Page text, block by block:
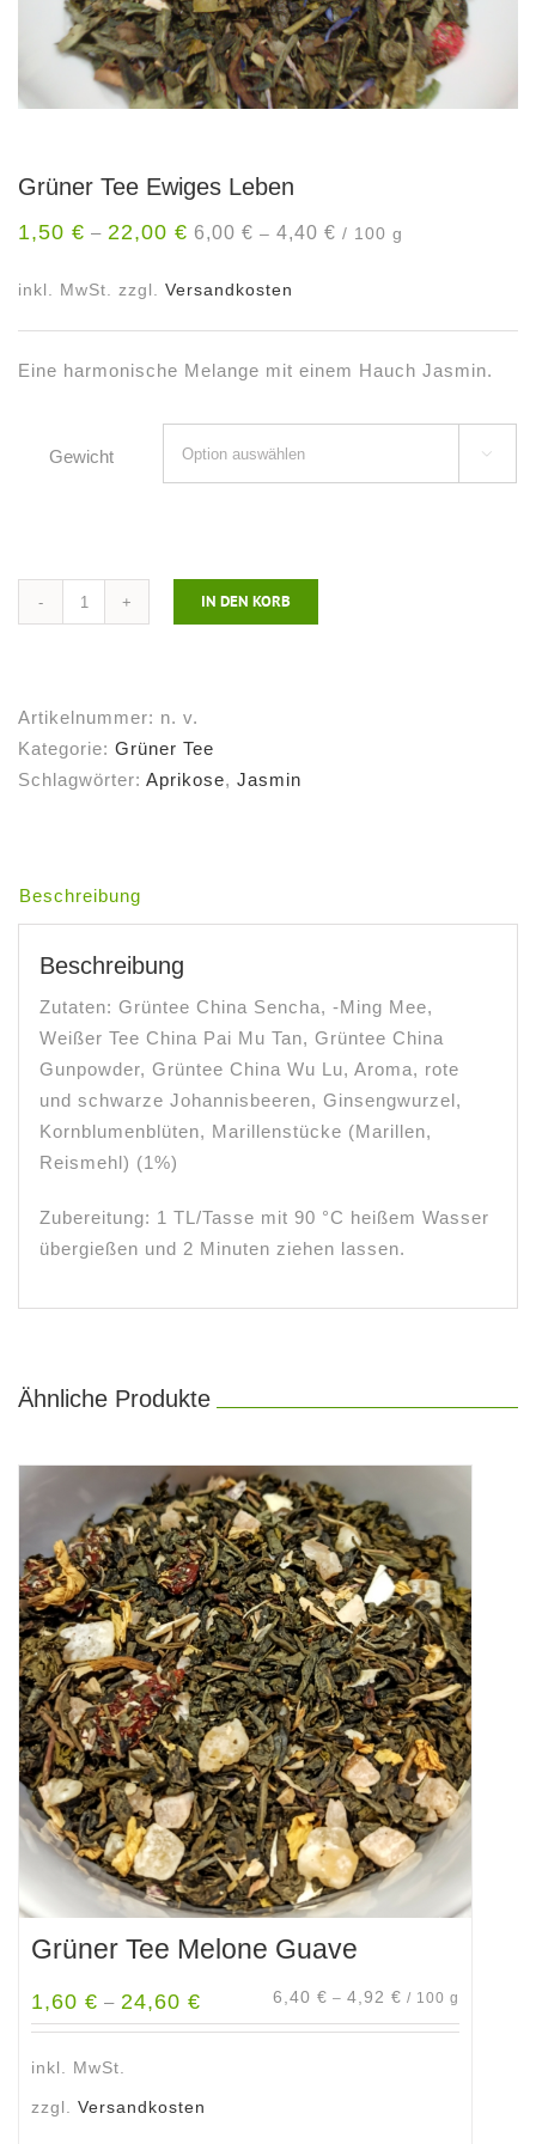
Grüner Tee Ewiges Leben
1,50 € – 22,00 € 6,00 € – 4,40 € / 100 g
inkl. MwSt. zzgl. Versandkosten
Eine harmonische Melange mit einem Hauch Jasmin.
Gewicht 
Menge
IN DEN KORB
Artikelnummer: n. v.
Kategorie: Grüner Tee
Schlagwörter: Aprikose, Jasmin
Beschreibung
Beschreibung
Zutaten: Grüntee China Sencha, -Ming Mee,
Weißer Tee China Pai Mu Tan, Grüntee China
Gunpowder, Grüntee China Wu Lu, Aroma, rote
und schwarze Johannisbeeren, Ginsengwurzel,
Kornblumenblüten, Marillenstücke (Marillen,
Reismehl) (1%)
Zubereitung: 1 TL/Tasse mit 90 °C heißem Wasser
übergießen und 2 Minuten ziehen lassen.
Ähnliche Produkte
Grüner Tee Melone Guave
1,60 € – 24,60 € 6,40 € – 4,92 € / 100 g
inkl. MwSt.
zzgl. Versandkosten